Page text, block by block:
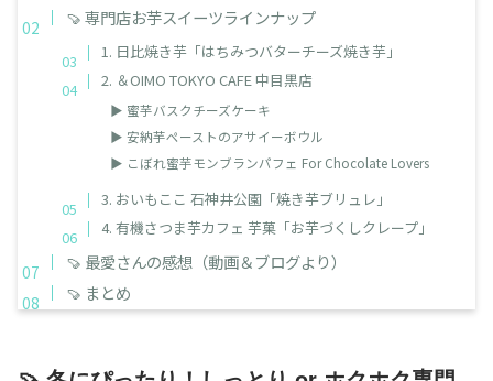
🍠 専門店お芋スイーツラインナップ
1. 日比焼き芋「はちみつバターチーズ焼き芋」
2. ＆OIMO TOKYO CAFE 中目黒店
▶ 蜜芋バスクチーズケーキ
▶ 安納芋ペーストのアサイーボウル
▶ こぼれ蜜芋モンブランパフェ For Chocolate Lovers
3. おいもここ 石神井公園「焼き芋ブリュレ」
4. 有機さつま芋カフェ 芋菓「お芋づくしクレープ」
🍠 最愛さんの感想（動画＆ブログより）
🍠 まとめ